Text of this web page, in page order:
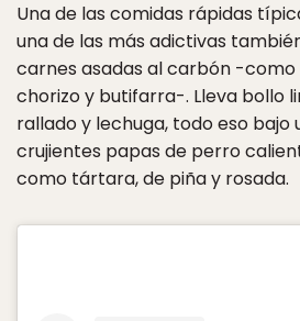
Una de las comidas rápidas
una de las más adictivas
carnes asadas al carbón -como
chorizo y butifarra-. Lleva bollo
rallado y lechuga, todo eso bajo
crujientes papas de perro
como tártara, de piña y rosada.